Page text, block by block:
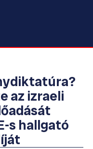
az izraeli
s hallgató